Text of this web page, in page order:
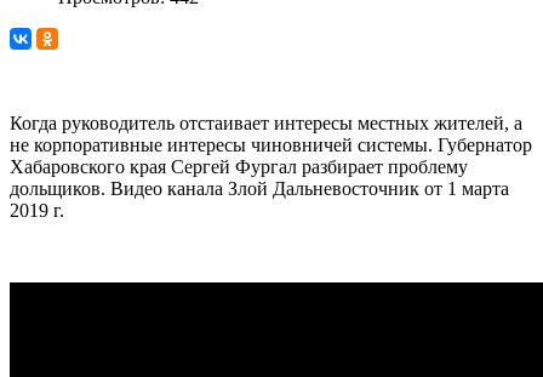
Когда руководитель отстаивает интересы местных жителей, а
не корпоративные интересы чиновничей системы. Губернатор
Хабаровского края Сергей Фургал разбирает проблему
дольщиков. Видео канала Злой Дальневосточник от 1 марта
2019 г.